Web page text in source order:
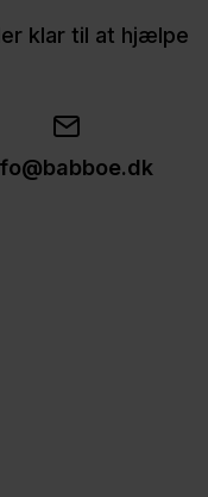
klar til at hjælpe